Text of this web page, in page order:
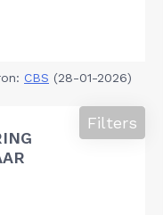
CBS (28-01-2026)
Filters